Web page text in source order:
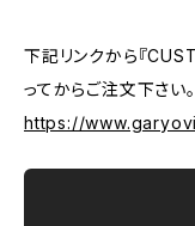
下記リンクから『
ってからご注文下さい。
https://